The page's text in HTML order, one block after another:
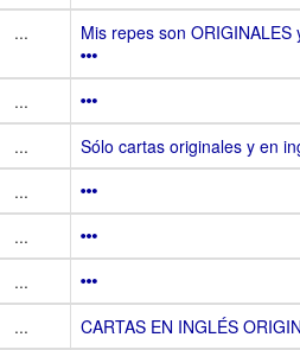
... Mis repes son
...
...
Sólo cartas originales y en
...
...
...
...
CARTAS EN INGLÉS